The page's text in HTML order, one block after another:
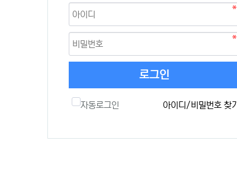
로그인
자동로그인 아이디/비밀번호 찾기